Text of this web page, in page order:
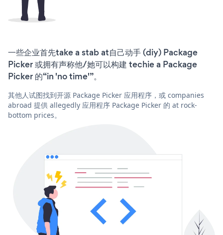
一些企业首先take a stab at自己动手 (diy) Package
Picker 或拥有声称他/她可以构建 techie a Package
Picker 的“in 'no time'”。
其他人试图找到开源 Package Picker 应用程序，或 companies
abroad 提供 allegedly 应用程序 Package Picker 的 at rock-
bottom prices。